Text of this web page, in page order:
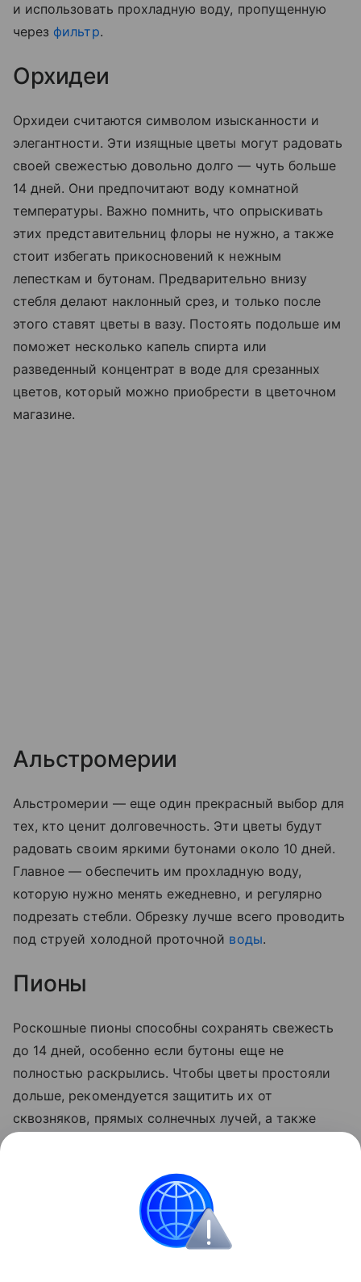
и использовать прохладную воду, пропущенную
через фильтр.
Орхидеи
Орхидеи считаются символом изысканности и
элегантности. Эти изящные цветы могут радовать
своей свежестью довольно долго — чуть больше
14 дней. Они предпочитают воду комнатной
температуры. Важно помнить, что опрыскивать
этих представительниц флоры не нужно, а также
стоит избегать прикосновений к нежным
лепесткам и бутонам. Предварительно внизу
стебля делают наклонный срез, и только после
этого ставят цветы в вазу. Постоять подольше им
поможет несколько капель спирта или
разведенный концентрат в воде для срезанных
цветов, который можно приобрести в цветочном
магазине.
Альстромерии
Альстромерии — еще один прекрасный выбор для
тех, кто ценит долговечность. Эти цветы будут
радовать своим яркими бутонами около 10 дней.
Главное — обеспечить им прохладную воду,
которую нужно менять ежедневно, и регулярно
подрезать стебли. Обрезку лучше всего проводить
под струей холодной проточной воды.
Пионы
Роскошные пионы способны сохранять свежесть
до 14 дней, особенно если бутоны еще не
полностью раскрылись. Чтобы цветы простояли
дольше, рекомендуется защитить их от
сквозняков, прямых солнечных лучей, а также
рекомендуется менять раз в два дня,
одновременно подрезая стебли.